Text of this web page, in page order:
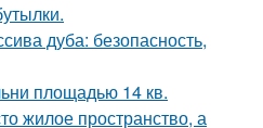
дуба: безопасность,
площадью 14 кв.
жилое пространство, а